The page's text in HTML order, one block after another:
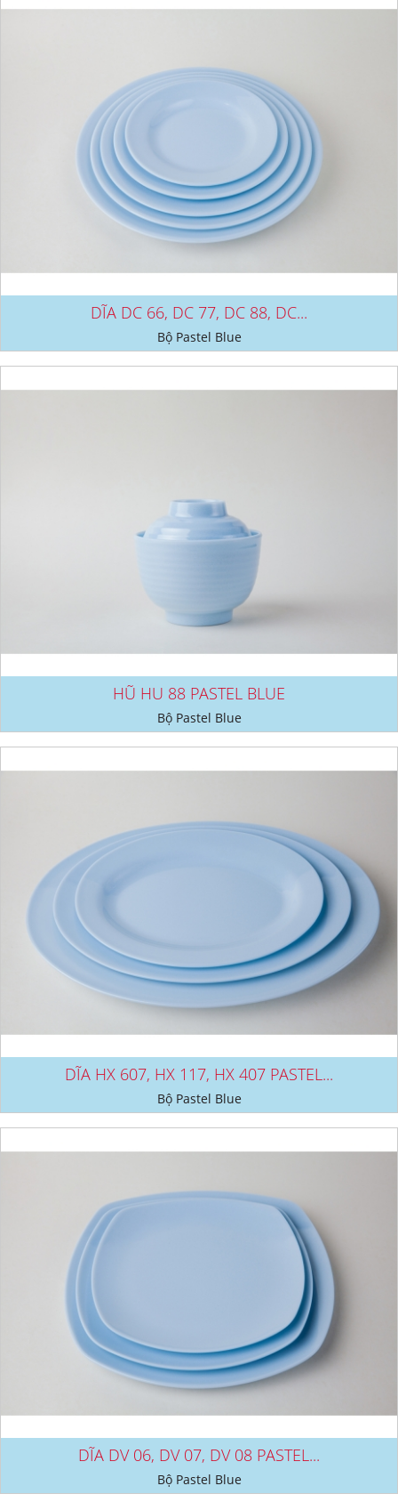
DĨA DC 66, DC 77, DC 88, DC...
Bộ Pastel Blue
HŨ HU 88 PASTEL BLUE
Bộ Pastel Blue
DĨA HX 607, HX 117, HX 407 PASTEL...
Bộ Pastel Blue
DĨA DV 06, DV 07, DV 08 PASTEL...
Bộ Pastel Blue